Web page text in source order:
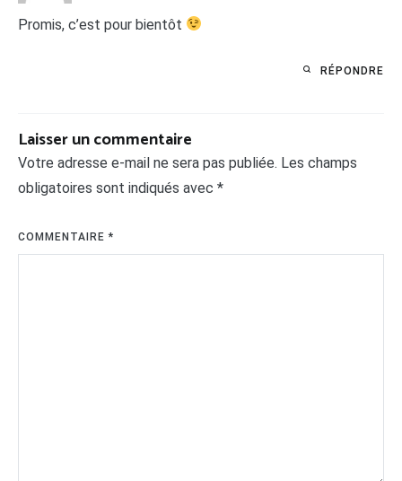
Promis, c’est pour bientôt
RÉPONDRE
Laisser un commentaire
Votre adresse e-mail ne sera pas publiée. Les champs
obligatoires sont indiqués avec *
COMMENTAIRE*